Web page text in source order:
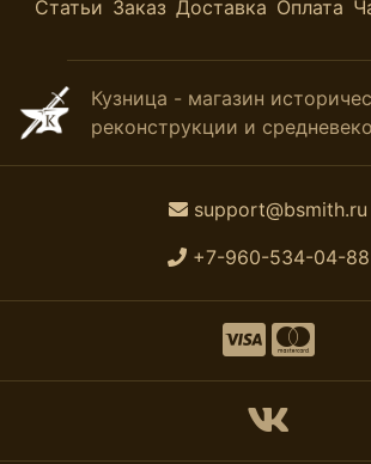
Статьи Заказ Доставка Оплата
Кузница - магазин
реконструкции и
support@bsmith.ru
+7-960-534-04-88